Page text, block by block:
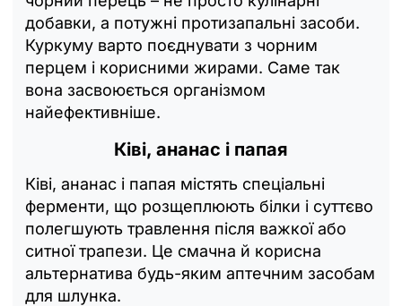
добавки, а потужні протизапальні засоби.
Куркуму варто поєднувати з чорним
перцем і корисними жирами. Саме так
вона засвоюється організмом
найефективніше.
Ківі, ананас і папая
Ківі, ананас і папая містять спеціальні
ферменти, що розщеплюють білки і суттєво
полегшують травлення після важкої або
ситної трапези. Це смачна й корисна
альтернатива будь-яким аптечним засобам
для шлунка.